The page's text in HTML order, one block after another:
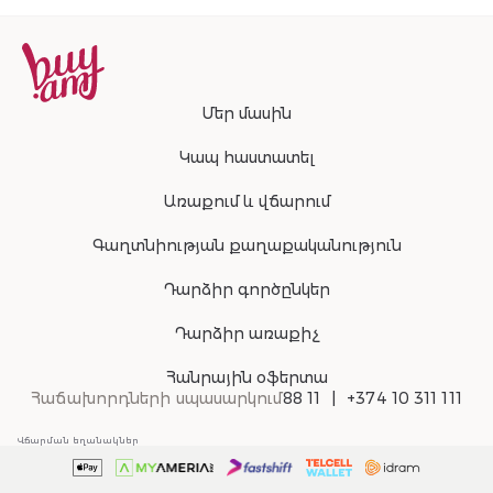
Մեր մասին
Կապ հաստատել
Առաքում և վճարում
Գաղտնիության քաղաքականություն
Դարձիր գործընկեր
Դարձիր առաքիչ
Հանրային օֆերտա
Հաճախորդների սպասարկում88 11 +374 10 311 111
Վճարման եղանակներ